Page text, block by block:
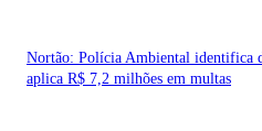
Nortão: Polícia Ambiental identifica
aplica R$ 7,2 milhões em multas